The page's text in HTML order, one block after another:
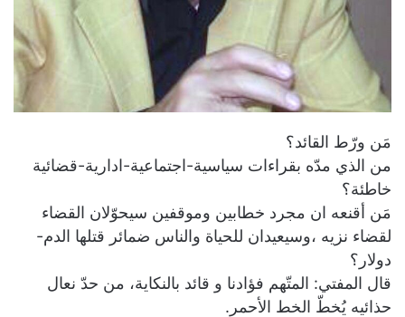
مَن ورّط القائد؟
من الذي مدّه بقراءات سياسية-اجتماعية-ادارية-قضائية
خاطئة؟
مَن أقنعه ان مجرد خطابين وموقفين سيحوّلان القضاء
لقضاء نزيه ،وسيعيدان للحياة والناس ضمائر قتلها الدم-
دولار؟
قال المفتي: المتّهم فؤادنا و قائد بالنكاية، من حدّ نعال
حذائيه يُخطّ الخط الأحمر.